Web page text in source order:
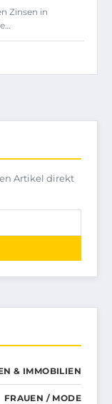
Zinsen in
Artikel direkt
& IMMOBILIEN
FRAUEN / MODE